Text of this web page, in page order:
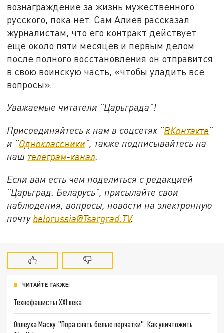
вознаграждение за жизнь мужественного
русского, пока нет. Сам Алиев рассказал
журналистам, что его контракт действует
еще около пяти месяцев и первым делом
после полного восстановления он отправится
в свою воинскую часть, «чтобы уладить все
вопросы».
Уважаемые читатели "Царьграда"!
Присоединяйтесь к нам в соцсетях "ВКонтакте"
и "Одноклассники", также подписывайтесь на
наш телеграм-канал.
Если вам есть чем поделиться с редакцией
"Царьград. Беларусь", присылайте свои
наблюдения, вопросы, новости на электронную
почту belorussia@Tsargrad.TV.
ЧИТАЙТЕ ТАКЖЕ:
Технофашисты XXI века
Оплеуха Маску. "Пора снять белые перчатки": Как уничтожить